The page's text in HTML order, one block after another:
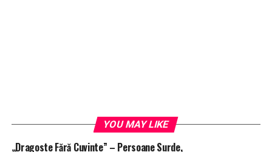
YOU MAY LIKE
„Dragoste Fără Cuvinte” – Persoane Surde,